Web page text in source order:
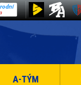
A-TÝM